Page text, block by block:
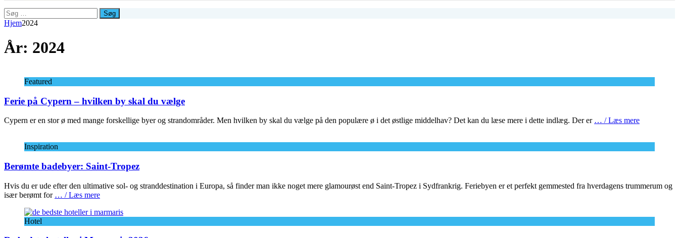
Søg
efter:
Hjem2024
År: 2024
Featured
Ferie på Cypern – hvilken by skal du vælge
Cypern er en stor ø med mange forskellige byer og strandområder. Men hvilken by skal du vælge på den populære ø i det østlige middelhav? Det kan du læse mere i dette indlæg. Der er … / Læs mere
Inspiration
Berømte badebyer: Saint-Tropez
Hvis du er ude efter den ultimative sol- og stranddestination i Europa, så finder man ikke noget mere glamourøst end Saint-Tropez i Sydfrankrig. Feriebyen er et perfekt gemmested fra hverdagens trummerum og
især berømt for … / Læs mere
Hotel